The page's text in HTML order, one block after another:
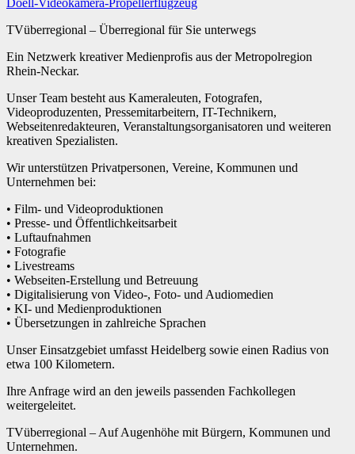
TVüberregional – Überregional für Sie unterwegs
Ein Netzwerk kreativer Medienprofis aus der Metropolregion
Rhein-Neckar.
Unser Team besteht aus Kameraleuten, Fotografen,
Videoproduzenten, Pressemitarbeitern, IT-Technikern,
Webseitenredakteuren, Veranstaltungsorganisatoren und weiteren
kreativen Spezialisten.
Wir unterstützen Privatpersonen, Vereine, Kommunen und
Unternehmen bei:
• Film- und Videoproduktionen
• Presse- und Öffentlichkeitsarbeit
• Luftaufnahmen
• Fotografie
• Livestreams
• Webseiten-Erstellung und Betreuung
• Digitalisierung von Video-, Foto- und Audiomedien
• KI- und Medienproduktionen
• Übersetzungen in zahlreiche Sprachen
Unser Einsatzgebiet umfasst Heidelberg sowie einen Radius von
etwa 100 Kilometern.
Ihre Anfrage wird an den jeweils passenden Fachkollegen
weitergeleitet.
TVüberregional – Auf Augenhöhe mit Bürgern, Kommunen und
Unternehmen.